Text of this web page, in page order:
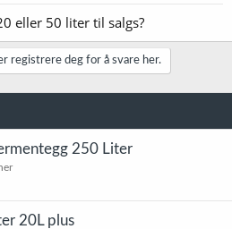
eller 50 liter til salgs?
registrere deg for å svare her.
250 Liter
20L plus